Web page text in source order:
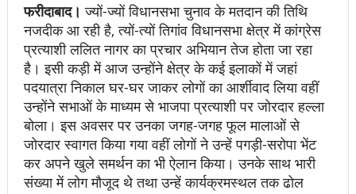
फरीदाबाद।ज्यों-ज्यों विधानसभा चुनाव के मतदान की तिथि
नजदीक आ रही है, त्यों-त्यों तिगांव विधानसभा क्षेत्र में कांग्रेस
प्रत्याशी ललित नागर का प्रचार अभियान तेज होता जा रहा
है। इसी कड़ी में आज उन्होंने क्षेत्र के कई इलाकों में जहां
पदयात्रा निकाल घर-घर जाकर लोगों का आर्शीवाद लिया वहीं
उन्होंने सभाओं के माध्यम से भाजपा प्रत्याशी पर जोरदार हल्ला
बोला। इस अवसर पर उनका जगह-जगह फूल मालाओं से
जोरदार स्वागत किया गया वहीं लोगों ने उन्हें पगड़ी-सरोपा भेंट
कर अपने खुले समर्थन का भी ऐलान किया। उनके साथ भारी
संख्या में लोग मौजूद थे तथा उन्हें कार्यक्रमस्थल तक ढोल